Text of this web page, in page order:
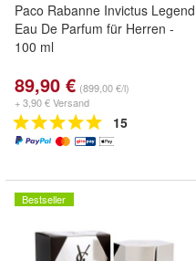
Paco Rabanne Invictus Legend
Eau De Parfum für Herren -
100 ml
89,90 € (899,00 €/l)
+ 3,90 € Versand
15
Bestseller